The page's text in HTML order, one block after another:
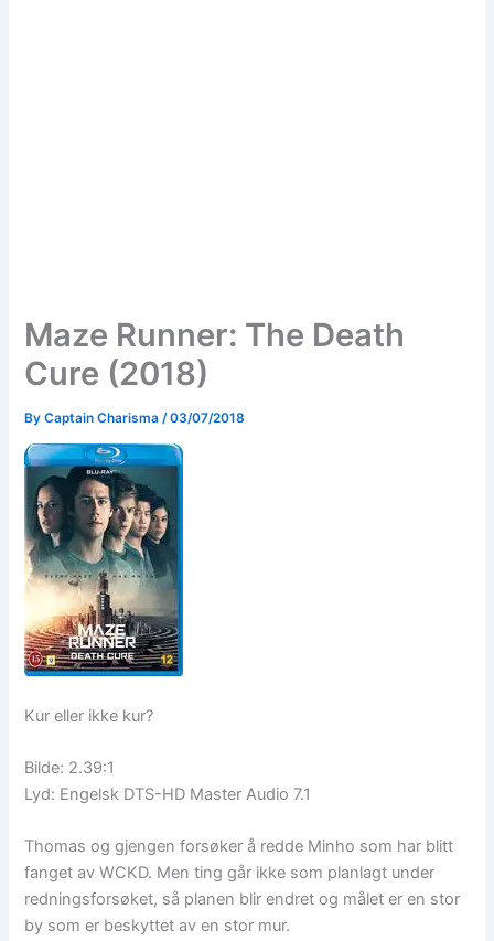
Maze Runner: The Death
Cure (2018)
ByCaptain Charisma /03/07/2018
Kur eller ikke kur?
Bilde: 2.39:1
Lyd: Engelsk DTS-HD Master Audio 7.1
Thomas og gjengen forsøker å redde Minho som har blitt
fanget av WCKD. Men ting går ikke som planlagt under
redningsforsøket, så planen blir endret og målet er en stor
by som er beskyttet av en stor mur.